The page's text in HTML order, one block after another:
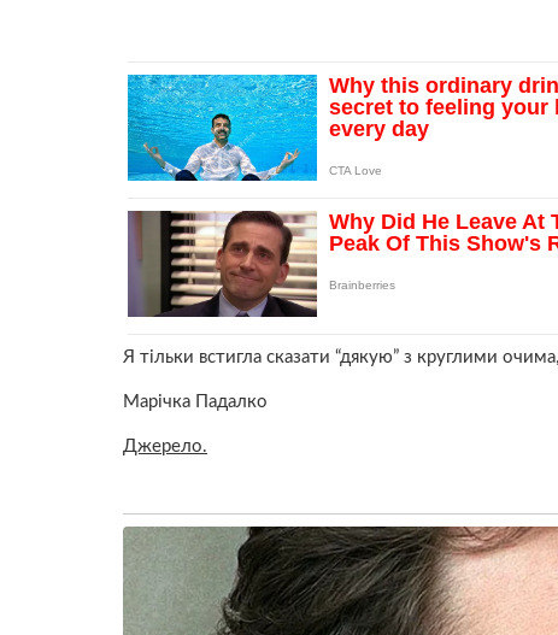
Я тільки встигла сказати “дякую” з круглими
Марічка Падалко
Джерело.